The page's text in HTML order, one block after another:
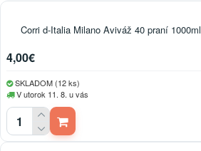
Corri d-Italia Milano Aviváž 40 praní 1000ml
4,00€
SKLADOM (12 ks)
V utorok 11. 8. u vás